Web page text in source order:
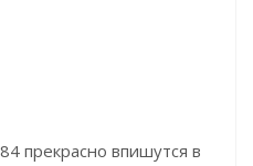
прекрасно впишутся в